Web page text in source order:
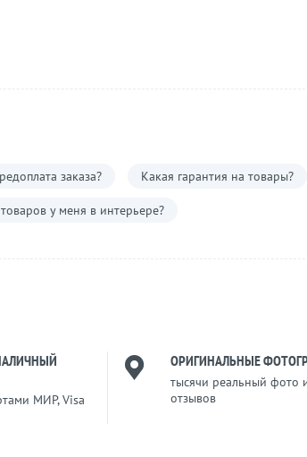
заказа? Какая гарантия на товары?
у меня в интерьере?
МИР, Visa
ОРИГИНАЛЬНЫЕ
тысячи реальный фото
отзывов